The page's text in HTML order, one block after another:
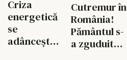
Criza
energetică
se
adâncește.
Cutremur în
România!
Pământul s-
a zguduit